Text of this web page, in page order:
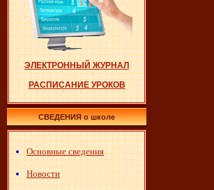
ЭЛЕКТРОННЫЙ ЖУРНАЛ
РАСПИСАНИЕ УРОКОВ
СВЕДЕНИЯ о школе
Основные сведения
Новости